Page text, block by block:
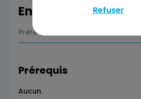
En savoir plus
Prérequis
Prérequis
Aucun.
Refuser